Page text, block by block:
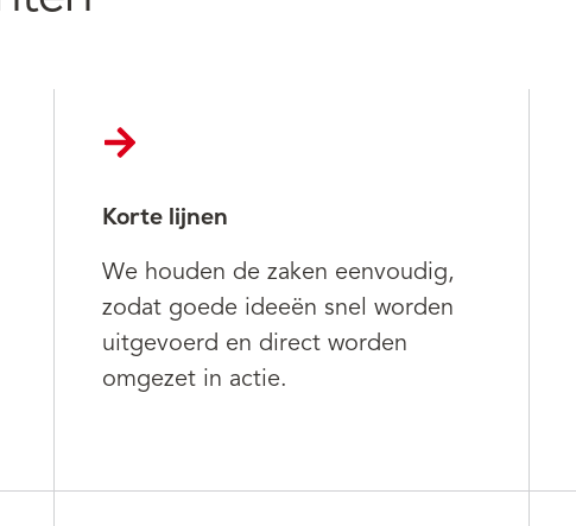
Korte lijnen
We houden de zaken eenvoudig,
zodat goede ideeën snel worden
uitgevoerd en direct worden
omgezet in actie.